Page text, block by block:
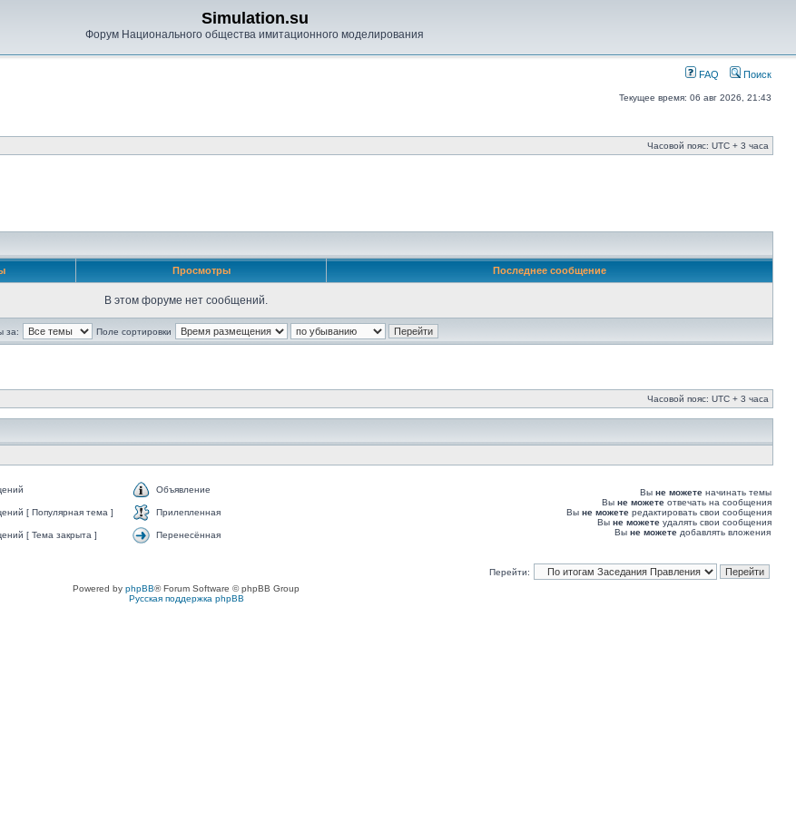
Simulation.su
Форум Национального общества имитационного моделирования
FAQ Поиск
Текущее время: 06 авг 2026, 21:43
Часовой пояс: UTC + 3 часа
Просмотры Последнее сообщение
В этом форуме нет сообщений.
за: Поле сортировки
Часовой пояс: UTC + 3 часа
Объявление
[ Популярная тема ] Прилепленная
[ Тема закрыта ] Перенесённая
Вы не можете начинать темы
Вы не можете отвечать на сообщения
Вы не можете редактировать свои сообщения
Вы не можете удалять свои сообщения
Вы не можете добавлять вложения
Перейти:
Powered by phpBB® Forum Software © phpBB Group
Русская поддержка phpBB